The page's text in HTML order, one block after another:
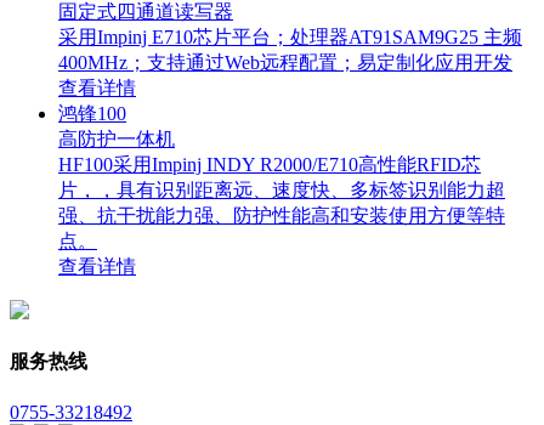
固定式四通道读写器
采用Impinj E710芯片平台；处理器AT91SAM9G25 主频
400MHz；支持通过Web远程配置；易定制化应用开发
查看详情
鸿锋100
高防护一体机
HF100采用Impinj INDY R2000/E710高性能RFID芯
片，，具有识别距离远、速度快、多标签识别能力超
强、抗干扰能力强、防护性能高和安装使用方便等特
点。
查看详情
服务热线
0755-33218492